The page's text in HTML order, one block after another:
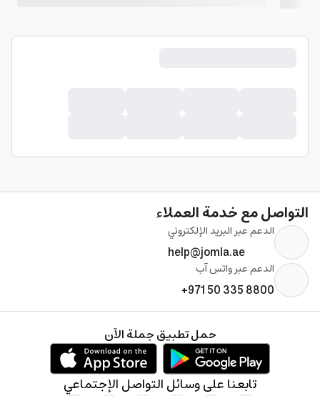
التواصل مع خدمة العملاء
الدعم عبر البريد الإلكتروني
help@jomla.ae
الدعم عبر واتس آب
+971 50 335 8800
تابعنا على وسائل التواصل الإجتماعي
حمل تطبيق جملة الآن